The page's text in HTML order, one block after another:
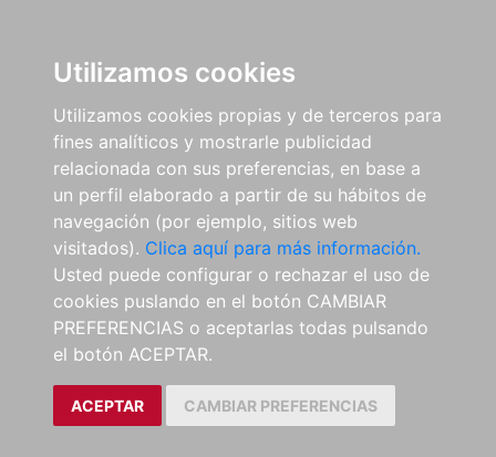
Utilizamos cookies
Utilizamos cookies propias y de terceros para
fines analíticos y mostrarle publicidad
relacionada con sus preferencias, en base a
un perfil elaborado a partir de su hábitos de
navegación (por ejemplo, sitios web
visitados). Clica aquí para más información.
Usted puede configurar o rechazar el uso de
cookies puslando en el botón CAMBIAR
PREFERENCIAS o aceptarlas todas pulsando
el botón ACEPTAR.
ACEPTAR CAMBIAR PREFERENCIAS